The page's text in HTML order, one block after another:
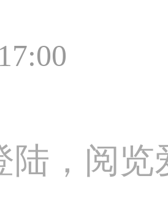
陆，阅